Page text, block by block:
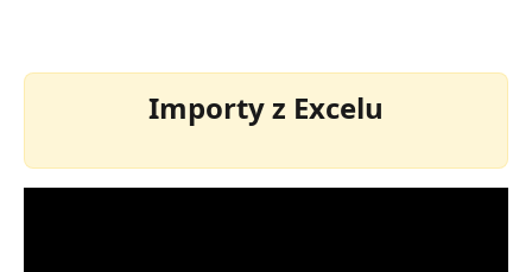
Importy z Excelu